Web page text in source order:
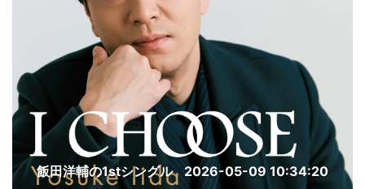
飯田洋輔の1stシングル 2026-05-09 10:34:20